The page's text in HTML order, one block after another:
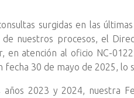
surgidas en las
nuestros procesos, el
en atención al oficio NC-
fecha 30 de mayo de 2025, lo
2023 y 2024, nuestra